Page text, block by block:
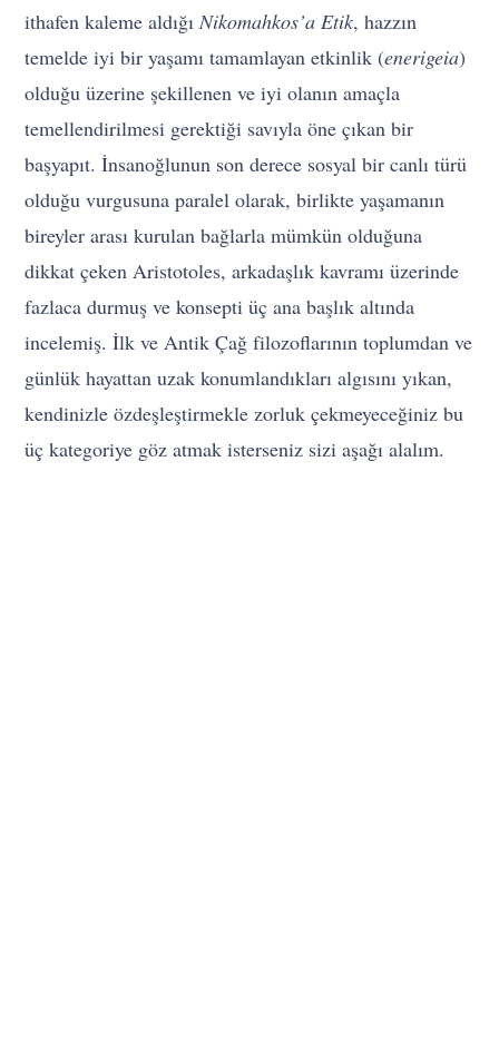
ithafen kaleme aldığı Nikomahkos’a Etik, hazzın
temelde iyi bir yaşamı tamamlayan etkinlik (enerigeia)
olduğu üzerine şekillenen ve iyi olanın amaçla
temellendirilmesi gerektiği savıyla öne çıkan bir
başyapıt. İnsanoğlunun son derece sosyal bir canlı türü
olduğu vurgusuna paralel olarak, birlikte yaşamanın
bireyler arası kurulan bağlarla mümkün olduğuna
dikkat çeken Aristotoles, arkadaşlık kavramı üzerinde
fazlaca durmuş ve konsepti üç ana başlık altında
incelemiş. İlk ve Antik Çağ filozoflarının toplumdan ve
günlük hayattan uzak konumlandıkları algısını yıkan,
kendinizle özdeşleştirmekle zorluk çekmeyeceğiniz bu
üç kategoriye göz atmak isterseniz sizi aşağı alalım.